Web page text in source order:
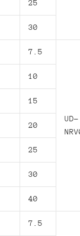
25
30
7.5
UD-
10
15
20
25
30
40
7.5